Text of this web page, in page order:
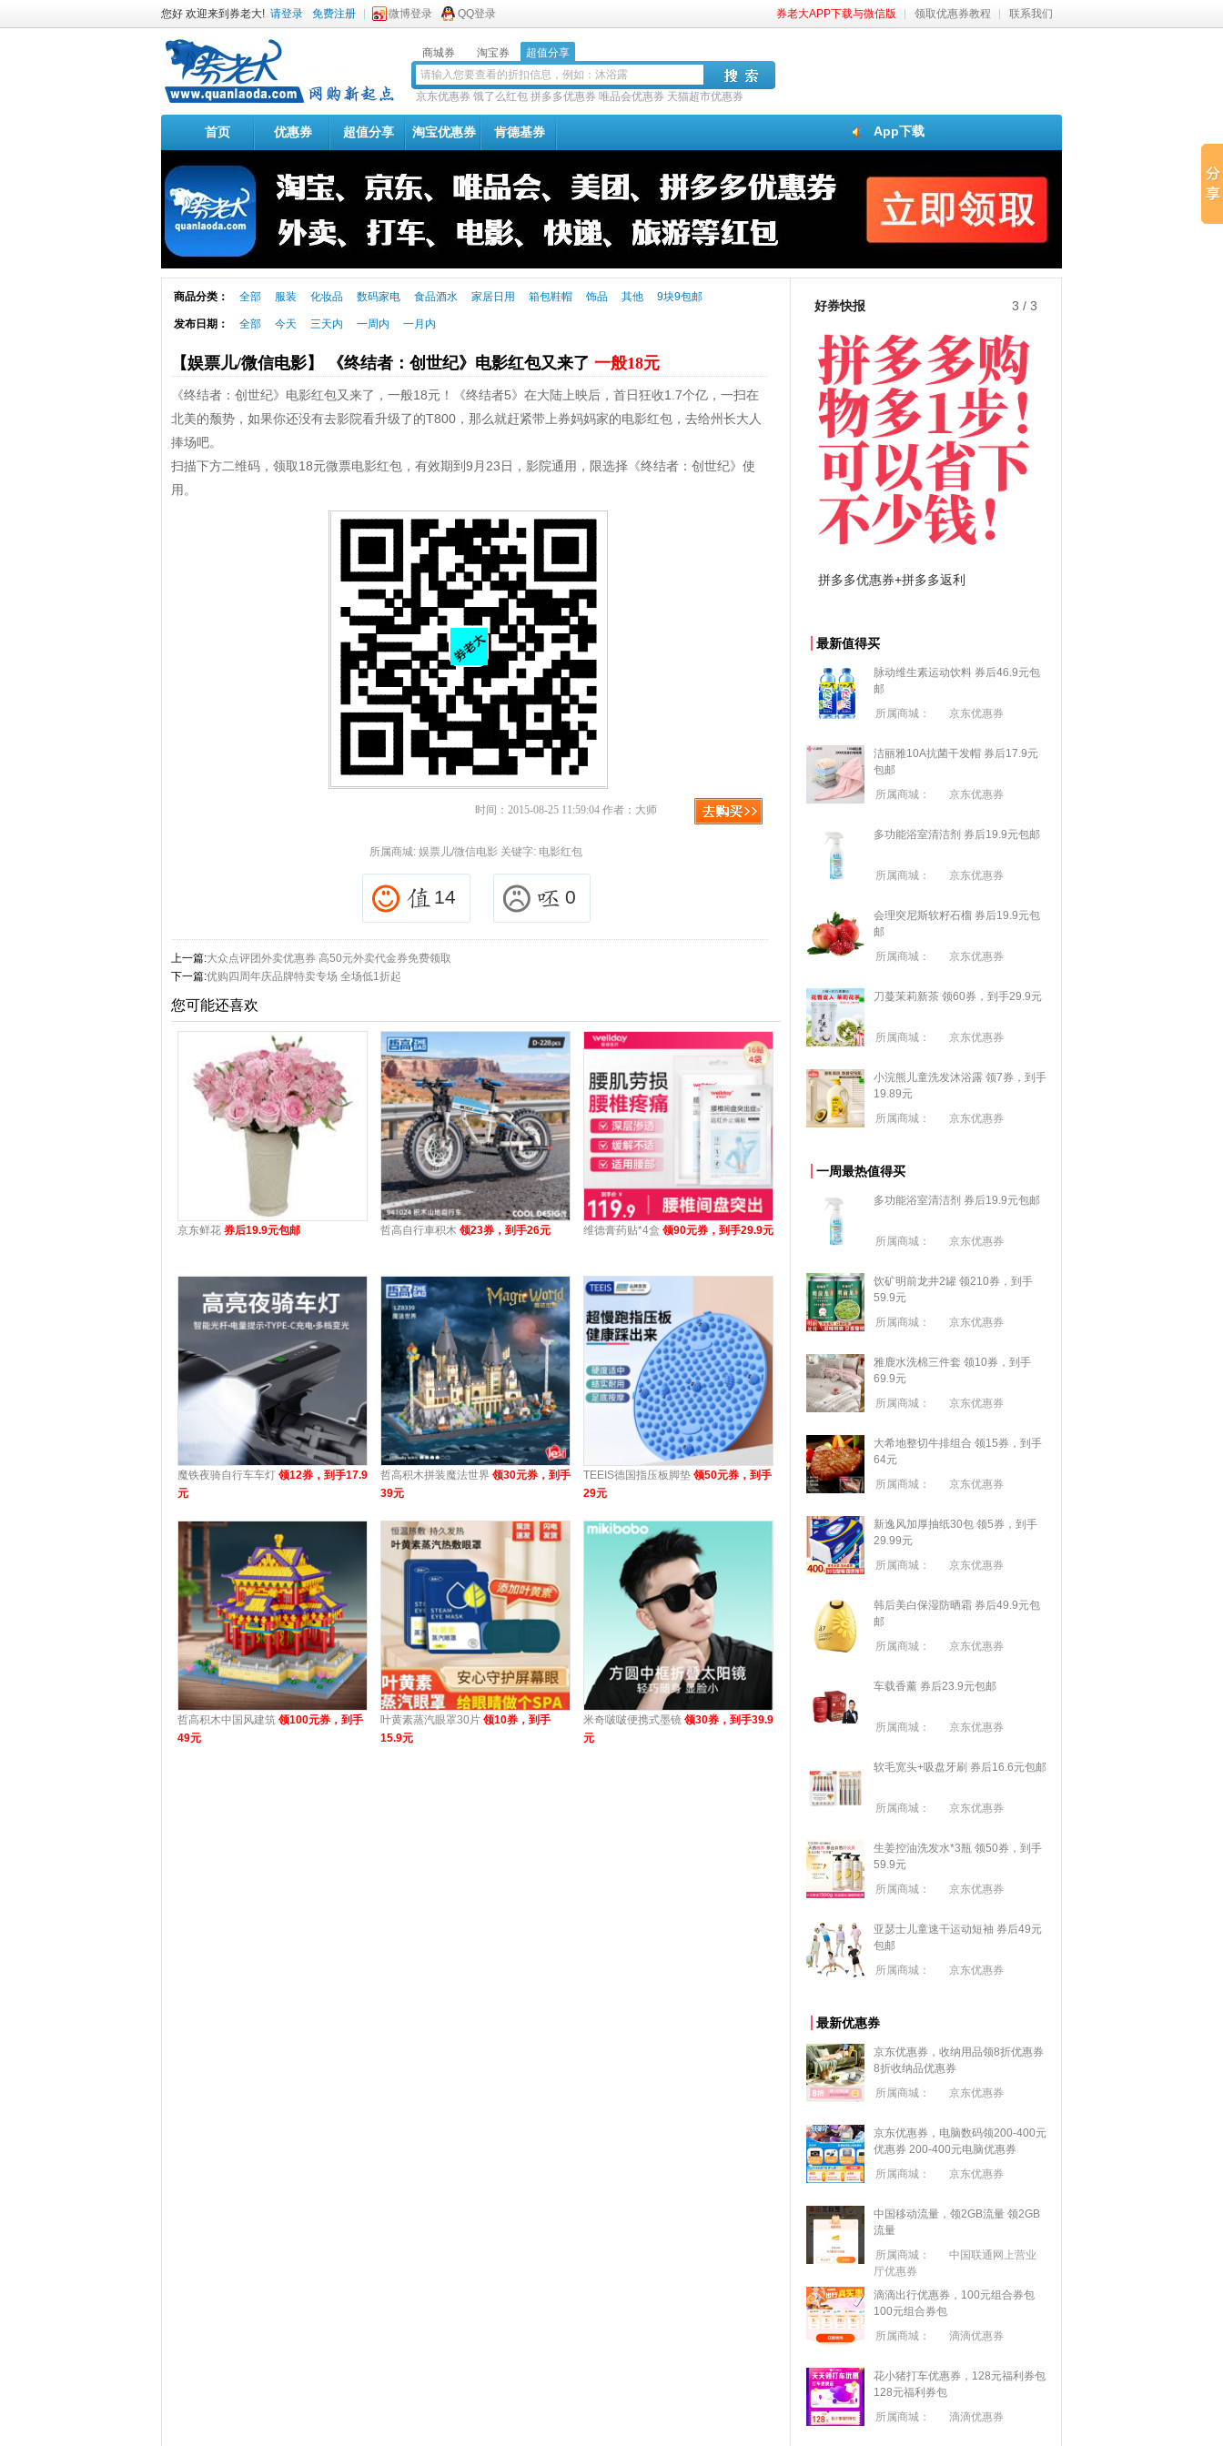
您好 欢迎来到券老大! 请登录 免费注册 微博登录 QQ登录 券老大APP下载与微信版 领取优惠券教程 联系我们
商城券 淘宝券 超值分享
京东优惠券 饿了么红包 拼多多优惠券 唯品会优惠券 天猫超市优惠券
App下载
首页 优惠券 超值分享 淘宝优惠券 肯德基券
商品分类： 全部 服装 化妆品 数码家电 食品酒水 家居日用 箱包鞋帽 饰品 其他 9块9包邮
发布日期： 全部 今天 三天内 一周内 一月内
【娱票儿/微信电影】 《终结者：创世纪》电影红包又来了 一般18元
《终结者：创世纪》电影红包又来了，一般18元！《终结者5》在大陆上映后，首日狂收1.7个亿，一扫在
北美的颓势，如果你还没有去影院看升级了的T800，那么就赶紧带上券妈妈家的电影红包，去给州长大人
捧场吧。
扫描下方二维码，领取18元微票电影红包，有效期到9月23日，影院通用，限选择《终结者：创世纪》使
用。
时间：2015-08-25 11:59:04 作者：大师
所属商城: 娱票儿/微信电影 关键字: 电影红包
14 0
上一篇:大众点评团外卖优惠券 高50元外卖代金券免费领取
下一篇:优购四周年庆品牌特卖专场 全场低1折起
您可能还喜欢
京东鲜花 券后19.9元包邮 哲高自行車积木 领23券，到手26元 维德膏药贴*4盒 领90元券，到手29.9元
魔铁夜骑自行车车灯 领12券，到手17.9
元
哲高积木拼装魔法世界 领30元券，到手
39元
TEEIS德国指压板脚垫 领50元券，到手
29元
哲高积木中国风建筑 领100元券，到手
49元
叶黄素蒸汽眼罩30片 领10券，到手
15.9元
米奇啵啵便携式墨镜 领30券，到手39.9
元
好券快报 3 / 3
淘宝优惠券+淘宝返利 京东优惠券与京东返利红包！ 拼多多优惠券+拼多多返利
最新值得买
脉动维生素运动饮料 券后46.9元包
邮
所属商城：
京东优惠券
洁丽雅10A抗菌干发帽 券后17.9元
包邮
所属商城：
京东优惠券
多功能浴室清洁剂 券后19.9元包邮
所属商城： 京东优惠券
会理突尼斯软籽石榴 券后19.9元包
邮
所属商城：
京东优惠券
刀蔓茉莉新茶 领60券，到手29.9元
所属商城： 京东优惠券
小浣熊儿童洗发沐浴露 领7券，到手
19.89元
所属商城：
京东优惠券
一周最热值得买
多功能浴室清洁剂 券后19.9元包邮
所属商城： 京东优惠券
饮矿明前龙井2罐 领210券，到手
59.9元
所属商城：
京东优惠券
雅鹿水洗棉三件套 领10券，到手
69.9元
所属商城：
京东优惠券
大希地整切牛排组合 领15券，到手
64元
所属商城：
京东优惠券
新逸风加厚抽纸30包 领5券，到手
29.99元
所属商城：
京东优惠券
韩后美白保湿防晒霜 券后49.9元包
邮
所属商城：
京东优惠券
车载香薰 券后23.9元包邮
所属商城： 京东优惠券
软毛宽头+吸盘牙刷 券后16.6元包邮
所属商城： 京东优惠券
生姜控油洗发水*3瓶 领50券，到手
59.9元
所属商城：
京东优惠券
亚瑟士儿童速干运动短袖 券后49元
包邮
所属商城：
京东优惠券
最新优惠券
京东优惠券，收纳用品领8折优惠券
8折收纳品优惠券
所属商城：
京东优惠券
京东优惠券，电脑数码领200-400元
优惠券 200-400元电脑优惠券
所属商城：
京东优惠券
中国移动流量，领2GB流量 领2GB
流量
所属商城：
中国联通网上营业
厅优惠券
滴滴出行优惠券，100元组合券包
100元组合券包
所属商城：
滴滴优惠券
花小猪打车优惠券，128元福利券包
128元福利券包
所属商城：
滴滴优惠券